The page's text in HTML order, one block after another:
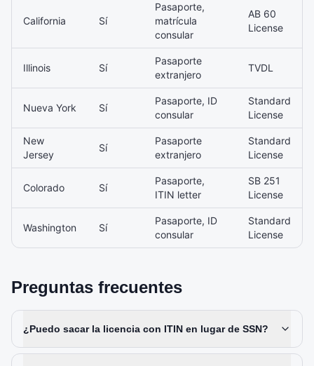
California Sí
Pasaporte,
matrícula
consular
AB 60
License
Illinois Sí
Pasaporte
extranjero
TVDL
Nueva York Sí
Pasaporte, ID
consular
Standard
License
New
Jersey
Sí
Pasaporte
extranjero
Standard
License
Colorado Sí
Pasaporte,
ITIN letter
SB 251
License
Washington Sí
Pasaporte, ID
consular
Standard
License
Preguntas frecuentes
¿Puedo sacar la licencia con ITIN en lugar de SSN?